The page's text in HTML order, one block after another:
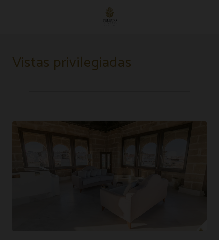
Vistas privilegiadas